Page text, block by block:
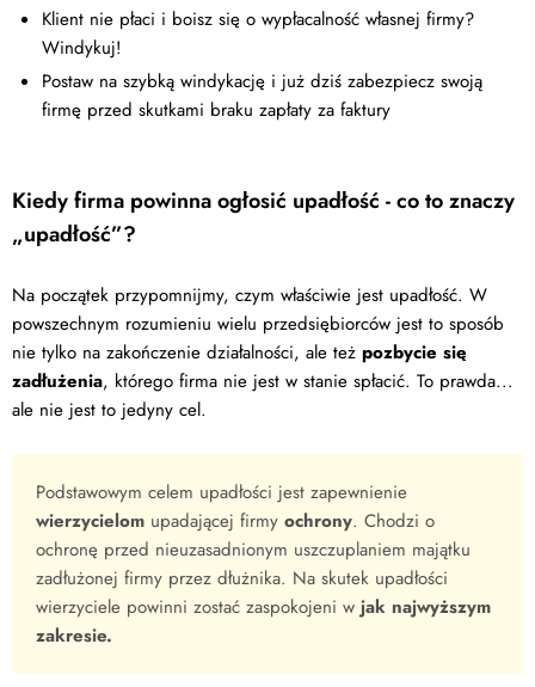
Klient nie płaci i boisz się o wypłacalność własnej firmy?
Windykuj!
Postaw na szybką windykację i już dziś zabezpiecz swoją
firmę przed skutkami braku zapłaty za faktury
Kiedy firma powinna ogłosić upadłość - co to znaczy
„upadłość”?
Na początek przypomnijmy, czym właściwie jest upadłość. W
powszechnym rozumieniu wielu przedsiębiorców jest to sposób
nie tylko na zakończenie działalności, ale też pozbycie się
zadłużenia, którego firma nie jest w stanie spłacić. To prawda...
ale nie jest to jedyny cel.
Podstawowym celem upadłości jest zapewnienie
wierzycielom upadającej firmy ochrony. Chodzi o
ochronę przed nieuzasadnionym uszczuplaniem majątku
zadłużonej firmy przez dłużnika. Na skutek upadłości
wierzyciele powinni zostać zaspokojeni w jak najwyższym
zakresie.